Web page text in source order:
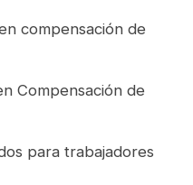
compensación de
Compensación de
para trabajadores